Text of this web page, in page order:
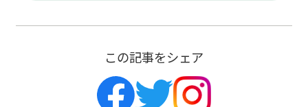
この記事をシェア